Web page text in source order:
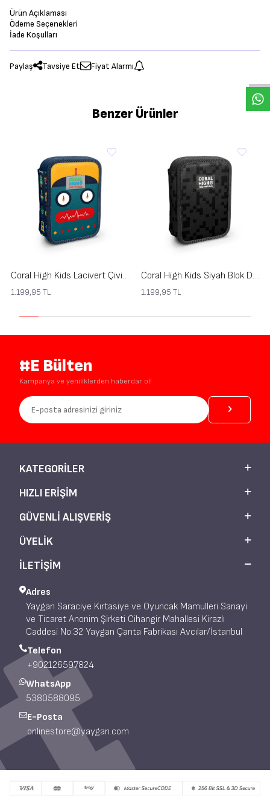
Ürün Açıklaması
Ödeme Seçenekleri
İade Koşulları
Paylaş Tavsiye Et Fiyat Alarmı
Benzer Ürünler
Coral High Kids Lacivert Çivit Robot Desenli Çift Katlı Kalem Çanta 31121
1.199,95 TL
Coral High Kids Siyah Blok Desenli Çift Katlı Kalem Çanta 31118
1.199,95 TL
#E Bülten
Kampanya ve yeniliklerden haberdar ol!
KATEGORILER
HIZLI ERIŞIM
GÜVENLI ALIŞVERIŞ
ÜYELIK
İLETİŞİM
Adres
Yaygan Saraciye Kırtasiye ve Oyuncak Mamulleri Sanayi
ve Ticaret Anonim Şirketi Cihangir Mahallesi Kirazlı
Caddesi No:32 Yaygan Çanta Fabrikası Avcılar/İstanbul
Telefon
+902126597824
WhatsApp
5380588095
E-Posta
onlinestore@yaygan.com